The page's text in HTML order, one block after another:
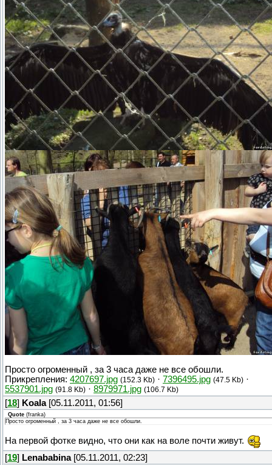
Просто огроменный , за 3 часа даже не все обошли.
Прикрепления: 4207697.jpg (152.3 Kb) · 7396495.jpg (47.5 Kb) ·
5537901.jpg (91.8 Kb) · 8979971.jpg (106.7 Kb)
[18] Koala[05.11.2011, 01:56]
Quote (franka)
Просто огроменный , за 3 часа даже не все обошли.
На первой фотке видно, что они как на воле почти живут.
[19] Lenababina[05.11.2011, 02:23]